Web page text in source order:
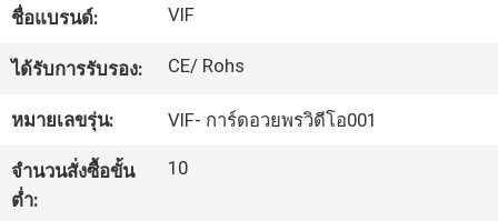
เรา
โรงงาน
ชื่อแบรนด์: VIF
ได้รับการรับรอง: CE/ Rohs
หมายเลขรุ่น: VIF- การ์ดอวยพรวิดีโอ001
จำนวนสั่งซื้อขั้น
ต่ำ:
10